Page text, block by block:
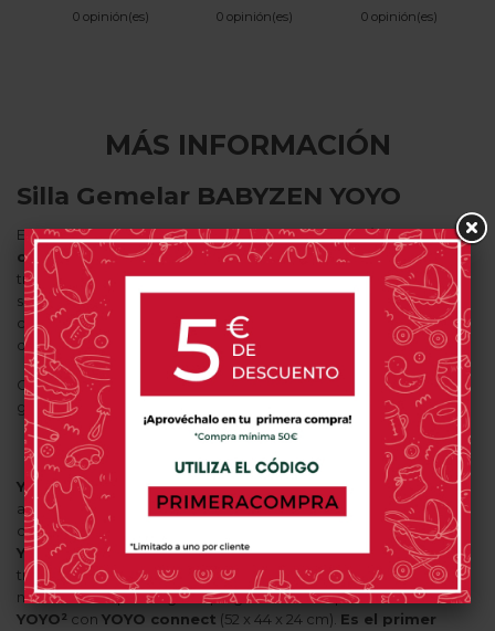
0 opinión(es) 0 opinión(es) 0 opinión(es)
MÁS INFORMACIÓN
Silla Gemelar BABYZEN YOYO
En un solo clic,YOYO²se convierte en uncochecito doble
con YOYO connect, un accesorio que se acopla en la parte
trasera de tu cochecito. Tanto si tus hijos o hijas han nacido
seguidos como si son gemelos, el cochecito tiene 5 posibles
configuraciones que les acompañarán, desde que nacen hasta
que caminan.
Con YOYO connect 6+ / 6+, hay 1 posible configuración para
gemelos:
Pack 6+ Pack 6+
YOYO² yYOYO connectte ayudan a navegar a través de tus
actividades diarias. Ultraligeros y maniobrables, caben en
cualquier sitio y pueden subir y bajar aceras. Una vez plegado,
YOYO connectestá diseñado para engancharlo en la parte
trasera delYOYO². No hay ninguna solución para transportar 2
niños o niñas que tenga un plegado tan compacto como el de
YOYO² con YOYO connect (52 x 44 x 24 cm). Es el primer